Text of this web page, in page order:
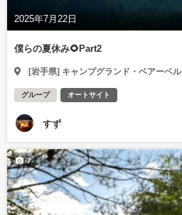
2025年7月22日
僕らの夏休み🌻Part2
[岩手県] キャンプグランド・ベアーベル
グループ オートサイト
すず
7